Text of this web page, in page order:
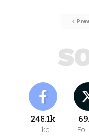
248.1k
Like